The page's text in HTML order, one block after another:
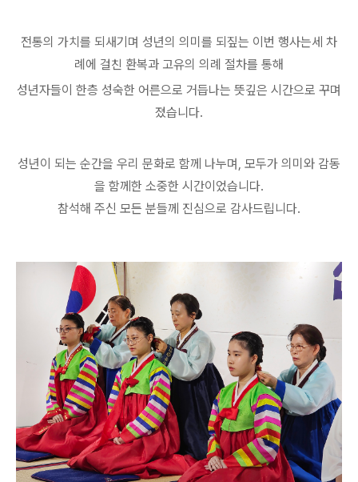
전통의 가치를 되새기며 성년의 의미를 되짚는 이번 행사는세 차
례에 걸친 환복과 고유의 의례 절차를 통해
성년자들이 한층 성숙한 어른으로 거듭나는 뜻깊은 시간으로 꾸며
졌습니다.
성년이 되는 순간을 우리 문화로 함께 나누며, 모두가 의미와 감동
을 함께한 소중한 시간이었습니다.
참석해 주신 모든 분들께 진심으로 감사드립니다.